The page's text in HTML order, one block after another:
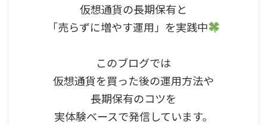
仮想通貨の長期保有と
「売らずに増やす運用」を実践中
このブログでは
仮想通貨を買った後の運用方法や
長期保有のコツを
実体験ベースで発信しています。